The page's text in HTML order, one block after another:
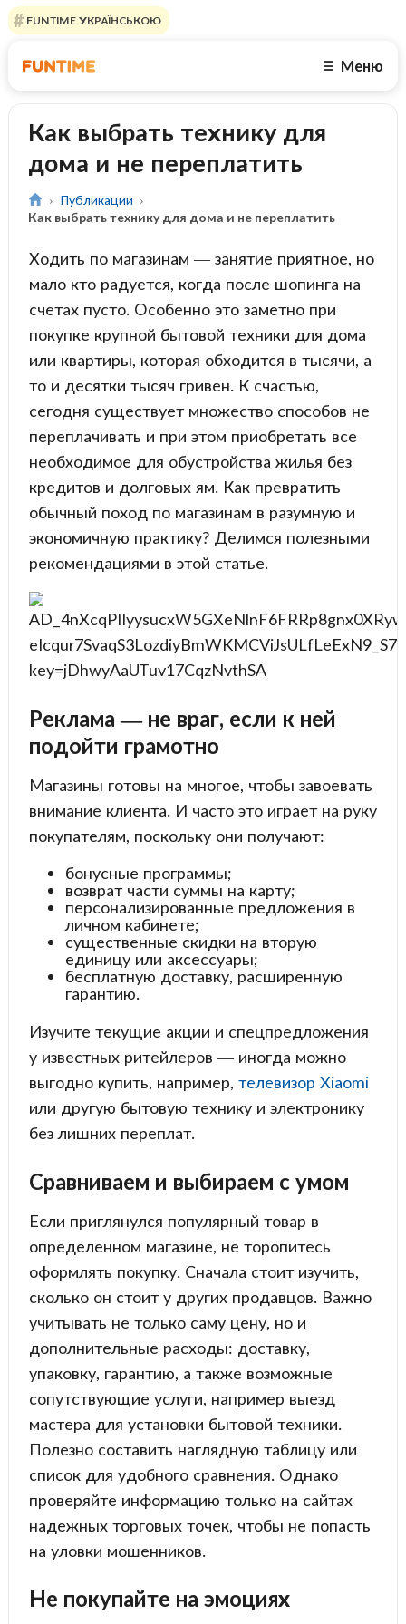
FUNTIME УКРАЇНСЬКОЮ
☰ Меню
Как выбрать технику для
дома и не переплатить
Публикации
Как выбрать технику для дома и не переплатить
Ходить по магазинам — занятие приятное, но
мало кто радуется, когда после шопинга на
счетах пусто. Особенно это заметно при
покупке крупной бытовой техники для дома
или квартиры, которая обходится в тысячи, а
то и десятки тысяч гривен. К счастью,
сегодня существует множество способов не
переплачивать и при этом приобретать все
необходимое для обустройства жилья без
кредитов и долговых ям. Как превратить
обычный поход по магазинам в разумную и
экономичную практику? Делимся полезными
рекомендациями в этой статье.
Реклама — не враг, если к ней
подойти грамотно
Магазины готовы на многое, чтобы завоевать
внимание клиента. И часто это играет на руку
покупателям, поскольку они получают:
бонусные программы;
возврат части суммы на карту;
персонализированные предложения в
личном кабинете;
существенные скидки на вторую
единицу или аксессуары;
бесплатную доставку, расширенную
гарантию.
Изучите текущие акции и спецпредложения
у известных ритейлеров — иногда можно
выгодно купить, например, телевизор Xiaomi
или другую бытовую технику и электронику
без лишних переплат.
Сравниваем и выбираем с умом
Если приглянулся популярный товар в
определенном магазине, не торопитесь
оформлять покупку. Сначала стоит изучить,
сколько он стоит у других продавцов. Важно
учитывать не только саму цену, но и
дополнительные расходы: доставку,
упаковку, гарантию, а также возможные
сопутствующие услуги, например выезд
мастера для установки бытовой техники.
Полезно составить наглядную таблицу или
список для удобного сравнения. Однако
проверяйте информацию только на сайтах
надежных торговых точек, чтобы не попасть
на уловки мошенников.
Не покупайте на эмоциях